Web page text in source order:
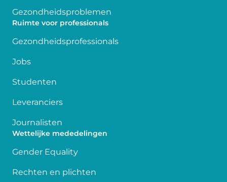
Gezondheidsproblemen
Ruimte voor professionals
Gezondheidsprofessionals
Jobs
Studenten
Leveranciers
Journalisten
Wettelijke mededelingen
Gender Equality
Rechten en plichten